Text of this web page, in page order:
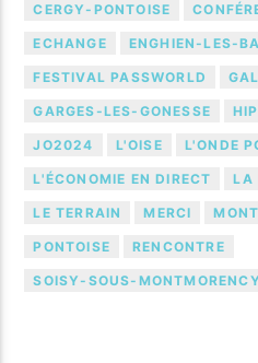
CERGY-PONTOISE
ECHANGE ENGHIEN-LES-
FESTIVAL PASSWORLD
GARGES-LES-GONESSE
JO2024 L'OISE L'ONDE
L'ÉCONOMIE EN DIRECT LA
LE TERRAIN MERCI
PONTOISE RENCONTRE
SOISY-SOUS-